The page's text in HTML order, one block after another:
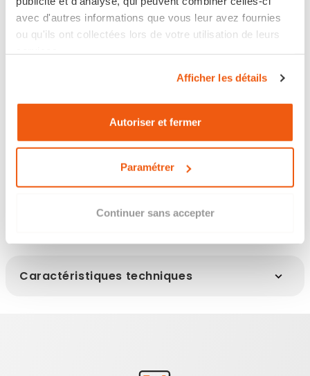
avec d'autres informations que vous leur avez fournies
ou qu'ils ont collectées lors de votre utilisation de leurs
Afficher les détails
Autoriser et fermer
Paramétrer
Continuer sans accepter
Livraison en 24/48h
Caractéristiques techniques